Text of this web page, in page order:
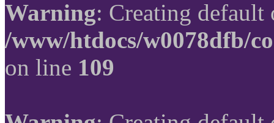
Warning: Creating
/www/htdocs/w0078dfb/
on line 109